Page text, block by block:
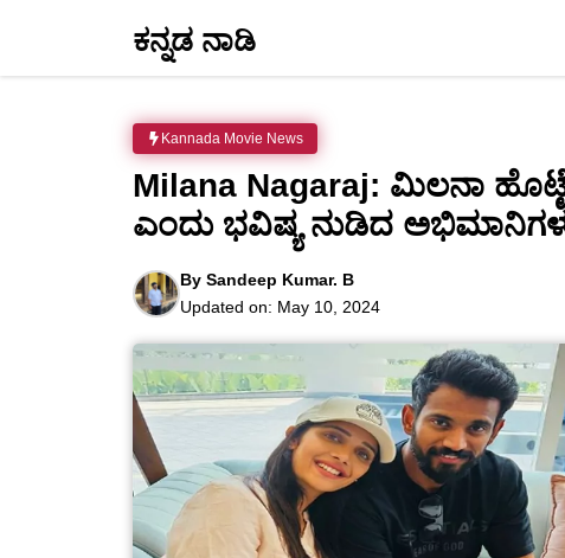
ಕನ್ನಡ ನಾಡಿ
Kannada Movie News
Milana Nagaraj: ಮಿಲನಾ
ಎಂದು ಭವಿಷ್ಯ ನುಡಿದ
By Sandeep Kumar. B
Updated on: May 10, 2024